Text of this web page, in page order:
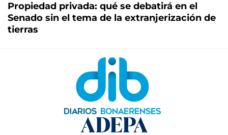
Propiedad privada: qué se debatirá en el
Senado sin el tema de la extranjerización de
tierras